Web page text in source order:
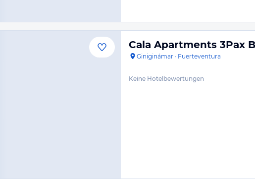
Cala Apartments 3Pax
Giniginámar · Fuerteventura
Keine Hotelbewertungen